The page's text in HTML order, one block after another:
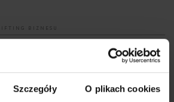
Szczegóły O plikach cookies
LIFTING BIZNESU
gabinetu zgodnie z wymogami Ustawy o